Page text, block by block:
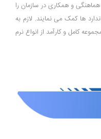
و همکاری در سازمان را
ها کمک می ‌نمایند. لازم به
کامل و کارآمد از انواع نرم